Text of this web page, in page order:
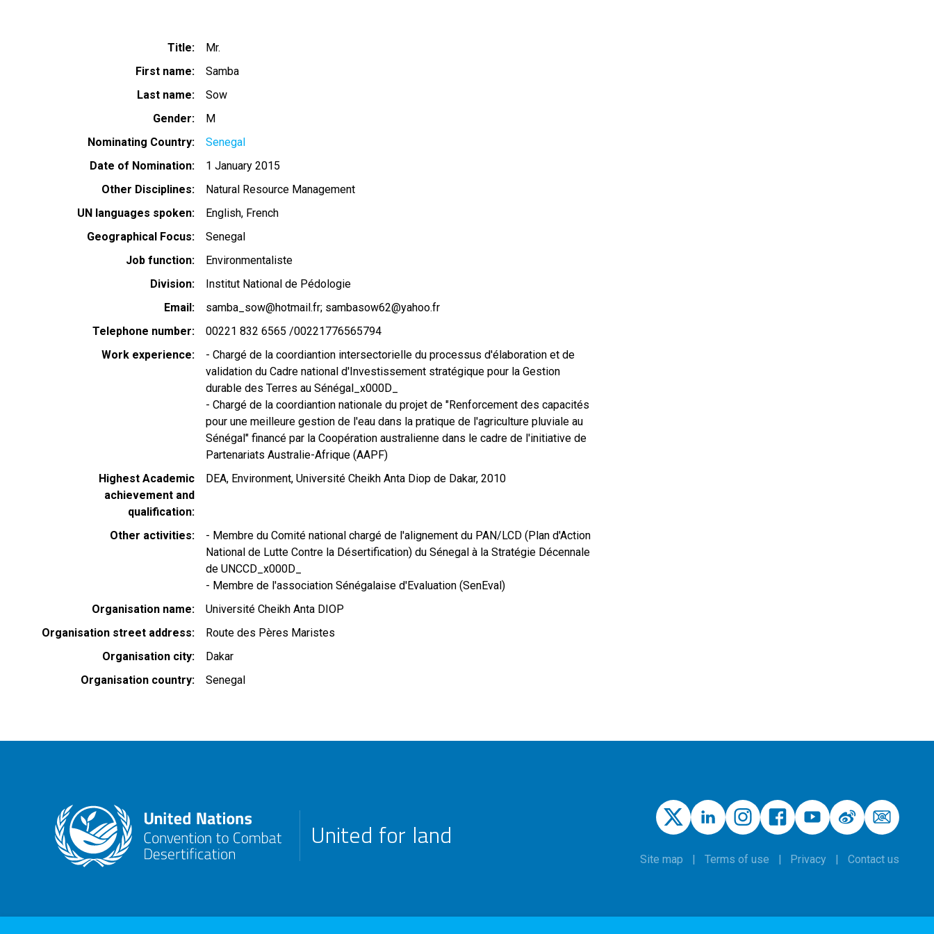
Title
Mr.
First name
Samba
Last name
Sow
Gender
M
Nominating Country
Senegal
Date of Nomination
1 January 2015
Other Disciplines
Natural Resource Management
UN languages spoken
English French
Geographical Focus
Senegal
Job function
Environmentaliste
Division
Institut National de Pédologie
Email
samba_sow@hotmail.fr; sambasow62@yahoo.fr
Telephone number
00221 832 6565 /00221776565794
Work experience
- Chargé de la coordiantion intersectorielle du processus d'élaboration et de
validation du Cadre national d'Investissement stratégique pour la Gestion
durable des Terres au Sénégal_x000D_
- Chargé de la coordiantion nationale du projet de "Renforcement des capacités
pour une meilleure gestion de l'eau dans la pratique de l'agriculture pluviale au
Sénégal" financé par la Coopération australienne dans le cadre de l'initiative de
Partenariats Australie-Afrique (AAPF)
Highest Academic
achievement and
qualification
DEA, Environment, Université Cheikh Anta Diop de Dakar, 2010
Other activities
- Membre du Comité national chargé de l'alignement du PAN/LCD (Plan d'Action
National de Lutte Contre la Désertification) du Sénegal à la Stratégie Décennale
de UNCCD_x000D_
- Membre de l'association Sénégalaise d'Evaluation (SenEval)
Organisation name
Université Cheikh Anta DIOP
Organisation street address
Route des Pères Maristes
Organisation city
Dakar
Organisation country
Senegal
United for land
Site map Terms of use Privacy Contact us